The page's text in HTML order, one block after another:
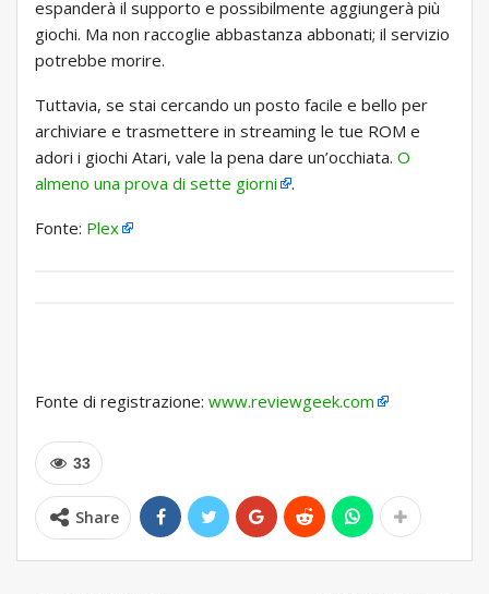
espanderà il supporto e possibilmente aggiungerà più
giochi. Ma non raccoglie abbastanza abbonati; il servizio
potrebbe morire.
Tuttavia, se stai cercando un posto facile e bello per
archiviare e trasmettere in streaming le tue ROM e
adori i giochi Atari, vale la pena dare un’occhiata. O
almeno una prova di sette giorni
.
Fonte: Plex
Fonte di registrazione: www.reviewgeek.com
33
Share